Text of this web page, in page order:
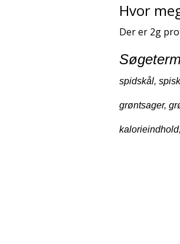
Hvor
Der er 2g
spidskål,
grøntsager,